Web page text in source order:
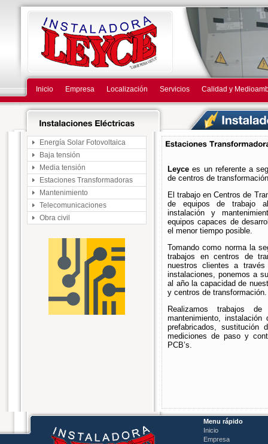
Inicio Empresa Localización Servicios Calidad y
Energía Solar Fotovoltaica
Baja tensión
Media tensión
Estaciones Transformadoras
Mantenimiento
Telecomunicaciones
Obra civil
Leyce es un referente a
de centros de
El trabajo en Centros de
de equipos de trabajo
instalación y
equipos capaces de
el menor tiempo posible.
Tomando como norma la
trabajos en centros de
nuestros clientes a
instalaciones, ponemos a
al año la capacidad de
y centros de transformación.
Realizamos trabajos
mantenimiento,
prefabricados, sustitución
mediciones de paso y
PCB’s.
Menu rápido
Inicio
Empresa